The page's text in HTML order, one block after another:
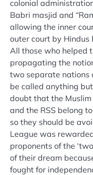
colonial
Babri masjid and
allowing the inner
outer court by Hindus
All those who helped
propagating the
two separate nations
be called anything
doubt that the
and the RSS belong
so they should be
League was
proponents of the
of their dream
fought for